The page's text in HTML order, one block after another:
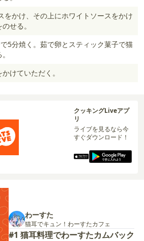
をかけ、その上にホワイトソースをかけ
せる。
5分焼く。茹で卵とスティック菓子で猫
けていただく。
クッキングLiveアプ
リ
ライブを見るなら今
すぐダウンロード！
わーすた
猫耳でキュン！わーすたカフェ
#1 猫耳料理でわーすたカムバック